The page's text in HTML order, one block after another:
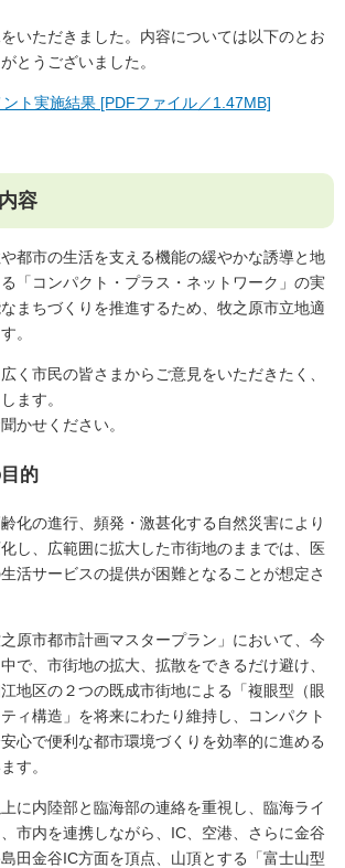
いただきました。内容については以下のとお
とうございました。
ト実施結果 [PDFファイル／1.47MB]
容
都市の生活を支える機能の緩やかな誘導と地
「コンパクト・プラス・ネットワーク」の実
まちづくりを推進するため、牧之原市立地適
。
く市民の皆さまからご意見をいただきたく、
ます。
かせください。
的
化の進行、頻発・激甚化する自然災害により
し、広範囲に拡大した市街地のままでは、医
活サービスの提供が困難となることが想定さ
原市都市計画マスタープラン」において、今
で、市街地の拡大、拡散をできるだけ避け、
地区の２つの既成市街地による「複眼型（眼
ィ構造」を将来にわたり維持し、コンパクト
心で便利な都市環境づくりを効率的に進める
す。
に内陸部と臨海部の連絡を重視し、臨海ライ
市内を連携しながら、IC、空港、さらに金谷
田金谷IC方面を頂点、山頂とする「富士山型